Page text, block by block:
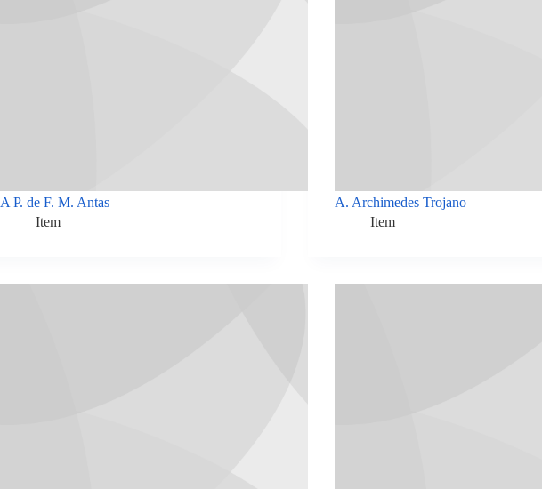
A P. de F. M. Antas
Item
A. Archimedes Trojano
Item